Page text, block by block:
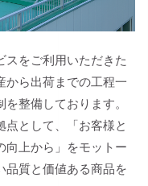
スをご利用いただきた
から出荷までの工程一
整備しております。
点として、「お客様と
向上から」をモットー
品質と価値ある商品を